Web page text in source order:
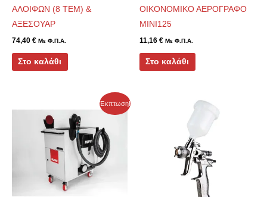
ΑΛΟΙΦΩΝ (8 ΤΕΜ) &
ΑΞΕΣΟΥΑΡ
74,40 € Με Φ.Π.Α.
Στο καλάθι
ΟΙΚΟΝΟΜΙΚΟ ΑΕΡΟΓΡΑΦΟ
MINI125
11,16 € Με Φ.Π.Α.
Στο καλάθι
Έκπτωση!
price
was:
1.029,20 €.
τρέχουσα
τιμή
είναι:
686,00 €.